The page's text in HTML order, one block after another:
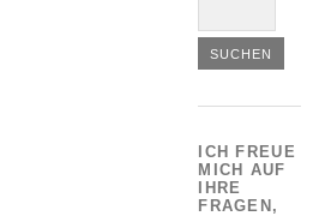
ICH FREUE
MICH AUF
IHRE
FRAGEN,